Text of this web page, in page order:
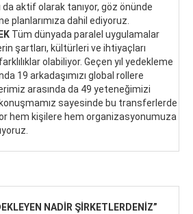
da aktif olarak tanıyor, göz önünde
planlarımıza dahil ediyoruz.
Tüm dünyada paralel uygulamalar
şartları, kültürleri ve ihtiyaçları
olabiliyor. Geçen yıl yedekleme
19 arkadaşımızı global rollere
arasında da 49 yeteneğimizi
sayesinde bu transferlerde
hem kişilere hem organizasyonumuza
NADİR ŞİRKETLERDENİZ”